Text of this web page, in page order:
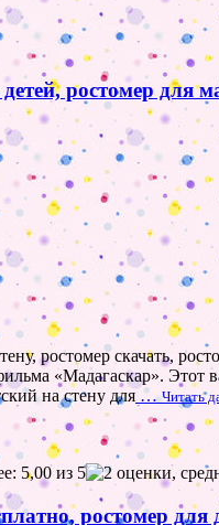
ростомер для
ростомер скачать,
«Мадагаскар». Этот
на стену для …Читать
ростомер